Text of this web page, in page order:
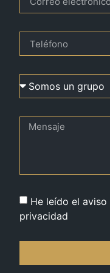
He leído el
privacidad